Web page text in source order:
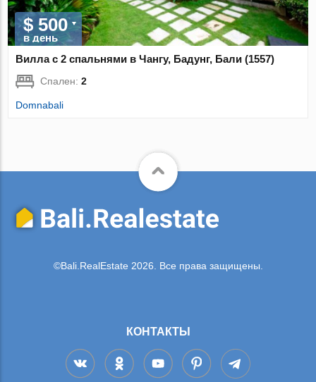
$ 500
в день
Вилла с 2 спальнями в Чангу, Бадунг, Бали (1557)
Спален:2
Domnabali
©Bali.RealEstate 2026. Все права защищены.
КОНТАКТЫ